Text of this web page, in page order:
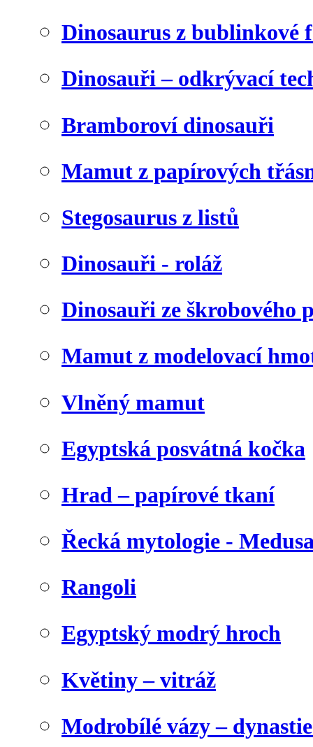
Dinosaurus z bublinkové
Dinosauři – odkrývací
Bramboroví dinosauři
Mamut z papírových
Stegosaurus z listů
Dinosauři - roláž
Dinosauři ze škrobového
Mamut z modelovací
Vlněný mamut
Egyptská posvátná kočka
Hrad – papírové tkaní
Řecká mytologie -
Rangoli
Egyptský modrý hroch
Květiny – vitráž
Modrobílé vázy –